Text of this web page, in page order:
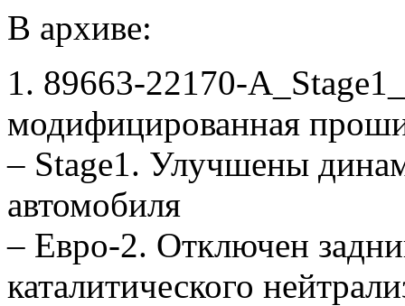
В архиве:
1. 89663-22170-
модифицированная
– Stage1. Улучшены
автомобиля
– Евро-2. Отключен
каталитического